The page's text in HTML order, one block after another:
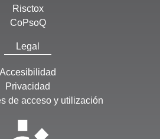
Risctox
CoPsoQ
Legal
Accesibilidad
Privacidad
de acceso y utilización